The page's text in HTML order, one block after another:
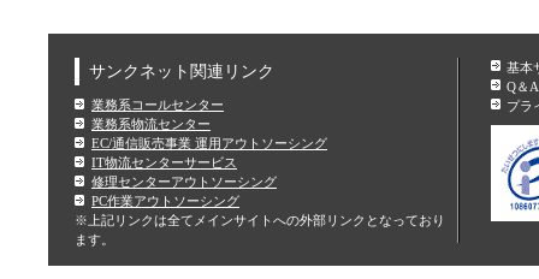
サンクネット関連リンク
業務系コールセンター
業務系物流センター
EC/通信販売事業 運用アウトソーシング
IT物流センターサービス
修理センターアウトソーシング
PC作業アウトソーシング
※上記リンクは全てメインサイトへの外部リンクとなっており
ます。
基本
Q＆A
プラ